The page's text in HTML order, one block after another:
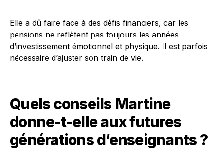
Elle a dû faire face à des défis financiers, car les
pensions ne reflètent pas toujours les années
d’investissement émotionnel et physique. Il est parfois
nécessaire d’ajuster son train de vie.
Quels conseils Martine
donne-t-elle aux futures
générations d’enseignants ?